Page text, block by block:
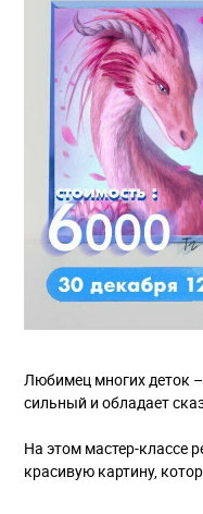
Любимец многих деток
сильный и обладает
На этом мастер-классе
красивую картину,